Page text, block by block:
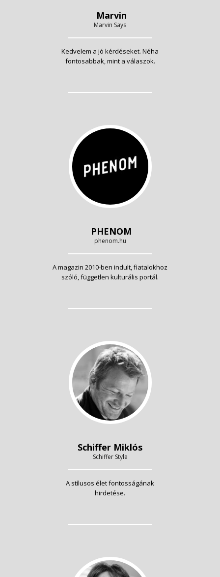
Marvin
Marvin Says
Kedvelem a jó kérdéseket. Néha
fontosabbak, mint a válaszok.
PHENOM
phenom.hu
A magazin 2010-ben indult, fiatalokhoz
szóló, független kulturális portál.
Schiffer Miklós
Schiffer Style
A stílusos élet fontosságának
hirdetése.